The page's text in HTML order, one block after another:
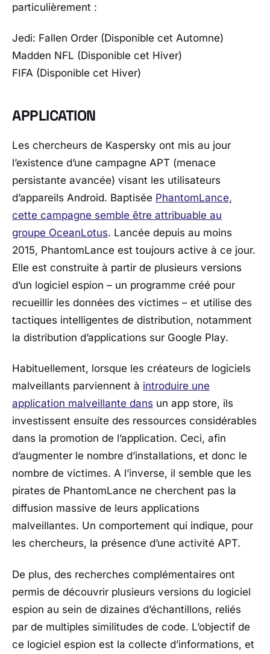
particulièrement :
Jedi: Fallen Order (Disponible cet Automne)
Madden NFL (Disponible cet Hiver)
FIFA (Disponible cet Hiver)
APPLICATION
Les chercheurs de Kaspersky ont mis au jour
l’existence d’une campagne APT (menace
persistante avancée) visant les utilisateurs
d’appareils Android. Baptisée PhantomLance,
cette campagne semble être attribuable au
groupe OceanLotus. Lancée depuis au moins
2015, PhantomLance est toujours active à ce jour.
Elle est construite à partir de plusieurs versions
d’un logiciel espion – un programme créé pour
recueillir les données des victimes – et utilise des
tactiques intelligentes de distribution, notamment
la distribution d’applications sur Google Play.
Habituellement, lorsque les créateurs de logiciels
malveillants parviennent à introduire une
application malveillante dans un app store, ils
investissent ensuite des ressources considérables
dans la promotion de l’application. Ceci, afin
d’augmenter le nombre d’installations, et donc le
nombre de victimes. A l’inverse, il semble que les
pirates de PhantomLance ne cherchent pas la
diffusion massive de leurs applications
malveillantes. Un comportement qui indique, pour
les chercheurs, la présence d’une activité APT.
De plus, des recherches complémentaires ont
permis de découvrir plusieurs versions du logiciel
espion au sein de dizaines d’échantillons, reliés
par de multiples similitudes de code. L’objectif de
ce logiciel espion est la collecte d’informations, et